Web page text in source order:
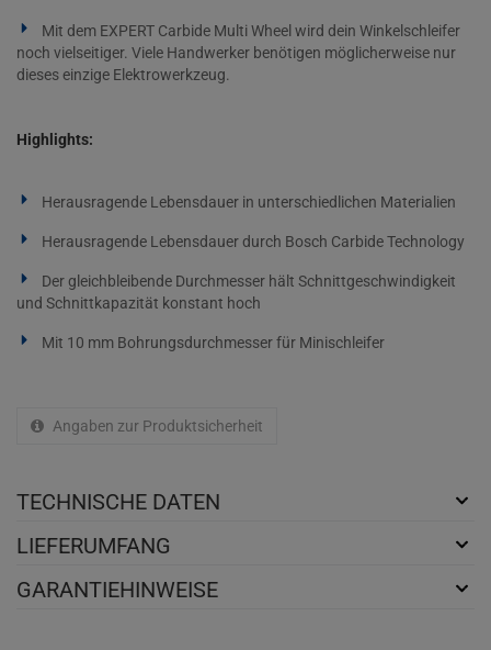
Mit dem EXPERT Carbide Multi Wheel wird dein Winkelschleifer
noch vielseitiger. Viele Handwerker benötigen möglicherweise nur
dieses einzige Elektrowerkzeug.
Highlights:
Herausragende Lebensdauer in unterschiedlichen Materialien
Herausragende Lebensdauer durch Bosch Carbide Technology
Der gleichbleibende Durchmesser hält Schnittgeschwindigkeit
und Schnittkapazität konstant hoch
Mit 10 mm Bohrungsdurchmesser für Minischleifer
Angaben zur Produktsicherheit
TECHNISCHE DATEN
LIEFERUMFANG
GARANTIEHINWEISE